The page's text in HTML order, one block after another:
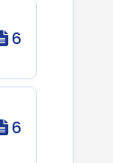
6
6